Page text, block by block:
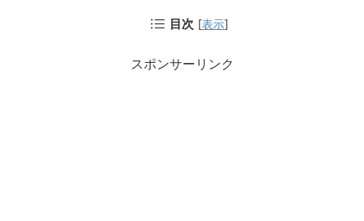
目次 [表示]
スポンサーリンク